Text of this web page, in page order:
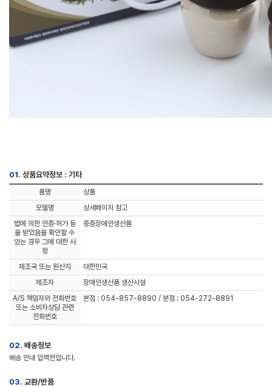
01. 상품요약정보 : 기타
품명
상품
모델명
상세페이지 참고
법에 의한 인증·허가 등
을 받았음을 확인할 수
있는 경우 그에 대한 사
항
중증장애인생산품
제조국 또는 원산지
대한민국
제조자
장애인생산품 생산시설
A/S 책임자와 전화번호
또는 소비자상담 관련
전화번호
본점 : 054-857-8890 / 분점 : 054-272-8891
02. 배송정보
배송 안내 입력전입니다.
03. 교환/반품